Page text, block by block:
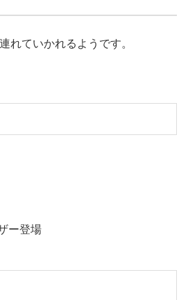
れていかれるようです。
ー登場